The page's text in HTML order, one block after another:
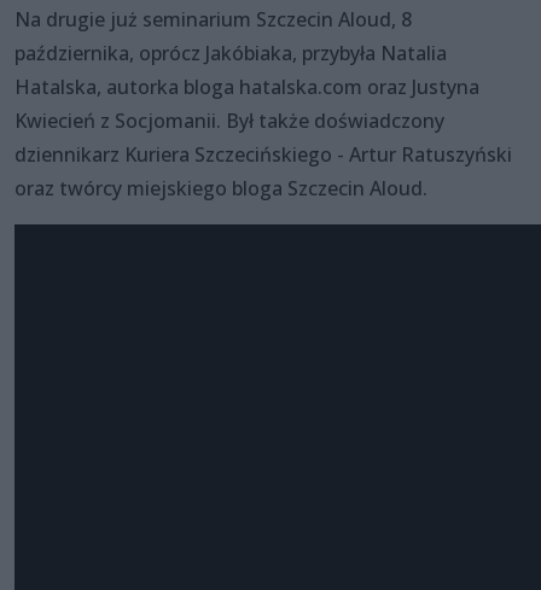
Na drugie już seminarium Szczecin Aloud, 8
października, oprócz Jakóbiaka, przybyła Natalia
Hatalska, autorka bloga hatalska.com oraz Justyna
Kwiecień z Socjomanii. Był także doświadczony
dziennikarz Kuriera Szczecińskiego - Artur Ratuszyński
oraz twórcy miejskiego bloga Szczecin Aloud.